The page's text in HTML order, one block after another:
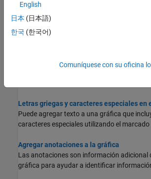
Añadir leyendas a las gráficas
Etiquete las series de datos mediante una
aspecto; para ello, cambie la ubicación,
Agregar texto a la gráfica
Este ejemplo muestra cómo añadir texto a
Letras griegas y caracteres especiales en
Puede agregar texto a una gráfica que
caracteres especiales utilizando el marcado
Agregar anotaciones a la gráfica
Las anotaciones son información adicional
gráfica para ayudar a identificar
English
日本 (日本語)
한국 (한국어)
Comuníquese con su oficina